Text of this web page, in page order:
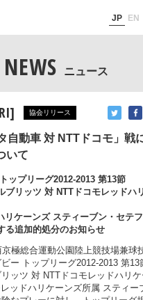
JP EN
NEWS ニュース
協会リリース
自動車 対 NTTドコモ」戦
いて
トップリーグ2012-2013 第13
ルブリッツ 対 NTTドコモレ
する追加的処分のお知らせ
西京極総合運動公園陸上競技
ビー トップリーグ2012-2013